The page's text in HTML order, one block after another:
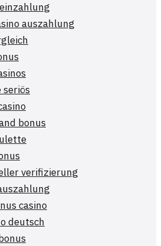
auszahlung
seriös
bonus
verifizierung
casino
deutsch